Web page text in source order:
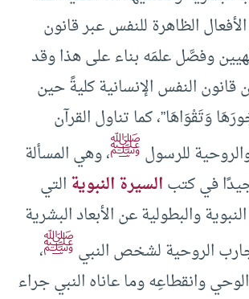
الظاهرة للنفس عبر قانون
وفصَّل علمَه بناء على هذا وقد
النفس الإنسانية كليةً حين
وَتَقْوَاهَا”، كما تناول القرآن
للرسولﷺ، وهي المسألة
في كتبالسيرة النبويةالتي
والبطولية عن الأبعاد البشرية
الروحية لشخص النبيﷺ،
وانقطاعِه وما عاناه النبي جراء